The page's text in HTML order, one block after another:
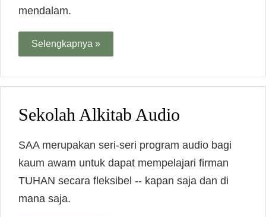
mendalam.
Selengkapnya »
Sekolah Alkitab Audio
SAA merupakan seri-seri program audio bagi
kaum awam untuk dapat mempelajari firman
TUHAN secara fleksibel -- kapan saja dan di
mana saja.